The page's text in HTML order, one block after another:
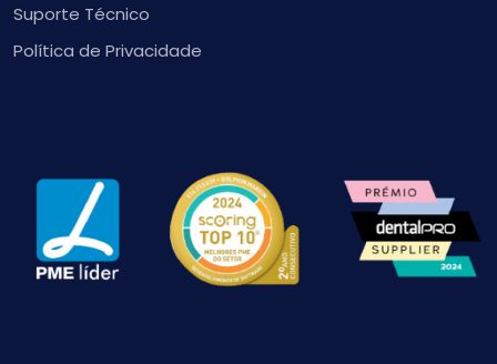
Suporte Técnico
Política de Privacidade